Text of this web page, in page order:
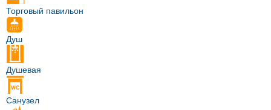
Торговый павильон
Душ
Душевая
Санузел